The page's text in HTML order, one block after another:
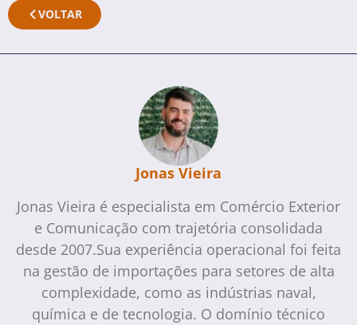
VOLTAR
Jonas Vieira
Jonas Vieira é especialista em Comércio Exterior
e Comunicação com trajetória consolidada
desde 2007.Sua experiência operacional foi feita
na gestão de importações para setores de alta
complexidade, como as indústrias naval,
química e de tecnologia. O domínio técnico